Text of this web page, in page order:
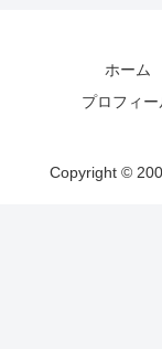
ホーム
プロフィー
Copyright ©